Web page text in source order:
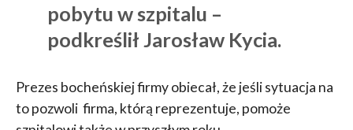
pobytu w szpitalu –
podkreślił Jarosław Kycia.
Prezes bocheńskiej firmy obiecał, że jeśli sytuacja na
to pozwoli firma, którą reprezentuje, pomoże